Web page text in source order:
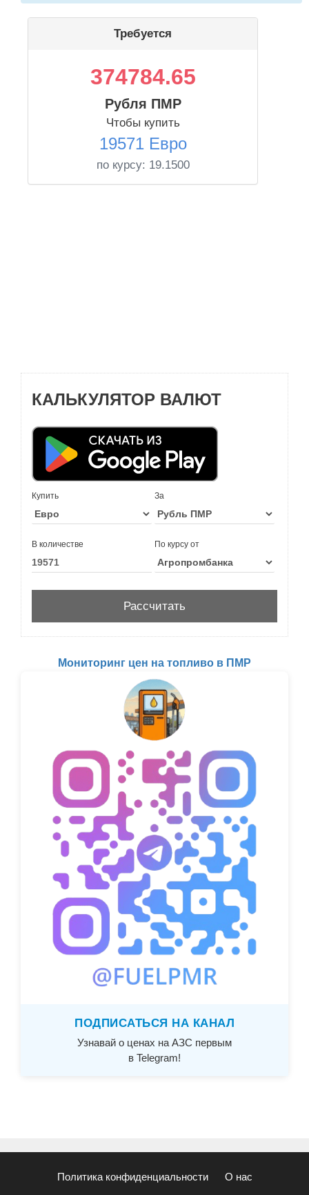
Требуется
374784.65
Рубля ПМР
Чтобы купить
19571 Евро
по курсу: 19.1500
КАЛЬКУЛЯТОР ВАЛЮТ
Купить За
В количестве По курсу от
Мониторинг цен на топливо в ПМР
ПОДПИСАТЬСЯ НА КАНАЛ
Узнавай о ценах на АЗС первым
в Telegram!
Политика конфиденциальности О нас